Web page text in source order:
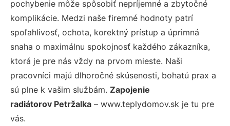
pochybenie môže spôsobiť nepríjemné a zbytočné
komplikácie. Medzi naše firemné hodnoty patrí
spoľahlivosť, ochota, korektný prístup a úprimná
snaha o maximálnu spokojnosť každého zákazníka,
ktorá je pre nás vždy na prvom mieste. Naši
pracovníci majú dlhoročné skúsenosti, bohatú prax a
sú plne k vašim službám. Zapojenie
radiátorov Petržalka – www.teplydomov.sk je tu pre
vás.